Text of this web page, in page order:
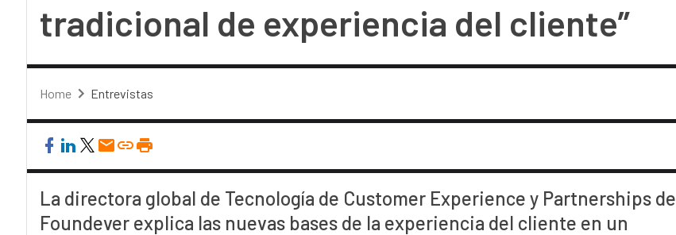
tradicional de experiencia del cliente”
Home Entrevistas
La directora global de Tecnología de Customer Experience y Partnerships de
Foundever explica las nuevas bases de la experiencia del cliente en un